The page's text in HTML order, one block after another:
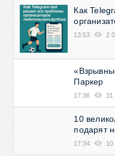
Как
13:53 2
Паркер
17:36 31
10
подарят
17:34 10